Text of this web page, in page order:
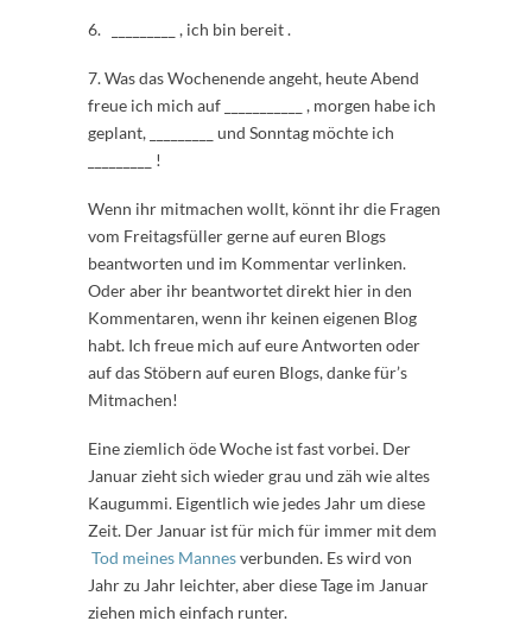
6. _________ , ich bin bereit .
7. Was das Wochenende angeht, heute Abend
freue ich mich auf ___________ , morgen habe ich
geplant, _________ und Sonntag möchte ich
_________ !
Wenn ihr mitmachen wollt, könnt ihr die Fragen
vom Freitagsfüller gerne auf euren Blogs
beantworten und im Kommentar verlinken.
Oder aber ihr beantwortet direkt hier in den
Kommentaren, wenn ihr keinen eigenen Blog
habt. Ich freue mich auf eure Antworten oder
auf das Stöbern auf euren Blogs, danke für’s
Mitmachen!
Eine ziemlich öde Woche ist fast vorbei. Der
Januar zieht sich wieder grau und zäh wie altes
Kaugummi. Eigentlich wie jedes Jahr um diese
Zeit. Der Januar ist für mich für immer mit dem
Tod meines Mannesverbunden. Es wird von
Jahr zu Jahr leichter, aber diese Tage im Januar
ziehen mich einfach runter.